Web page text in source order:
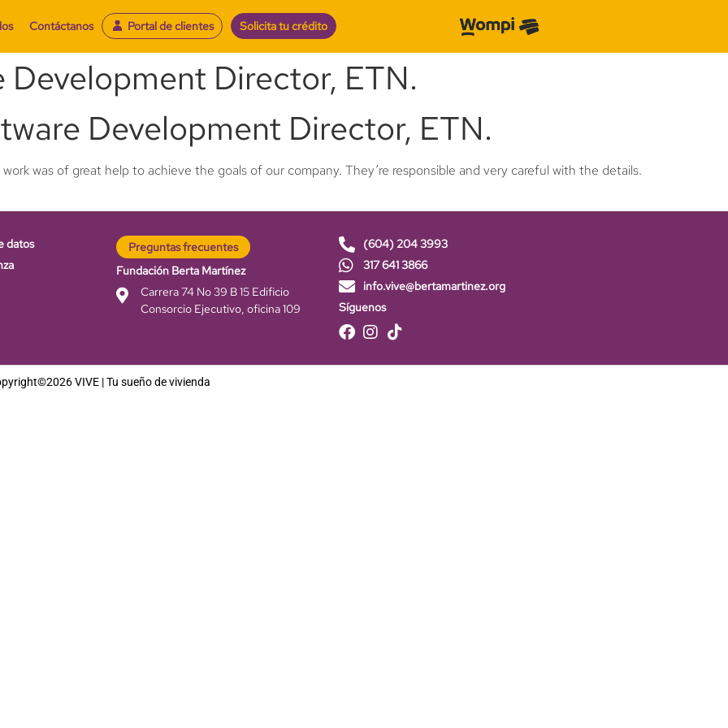
Contáctanos Portal de clientes Solicita tu crédito
Director, ETN.
Development Director, ETN.
was of great help to achieve the goals of our company. They’re responsible and very careful with the details.
datos
Preguntas frecuentes
Fundación Berta Martínez
Carrera 74 No 39 B 15 Edificio
Consorcio Ejecutivo, oficina 109
(604) 204 3993
317 641 3866
info.vive@bertamartinez.org
Síguenos
VIVE | Tu sueño de vivienda